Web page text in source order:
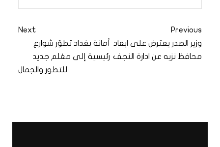
Previous
وزير الصدر يعترض على ابعاد
محافظ نزيه عن ادارة النجف
Next
أمانة بغداد تطوّر شوارع
رئيسية إلى معْلم جديد
للتطور والجمال